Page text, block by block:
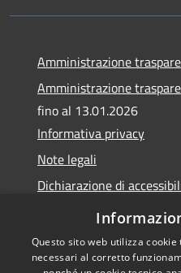
Amministrazione
Amministrazione
fino al 13.01.2026
Informativa privacy
Note legali
Dichiarazione di
Obiettivi di accessibilità
Questo sito web utilizza
necessari al corretto